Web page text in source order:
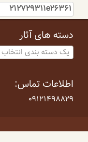
جستجو
برای:
دسته های آثار
یک دسته بندی انتخاب
اطلاعات تماس:
۰۹۱۲۱۴۹۸۸۲۹